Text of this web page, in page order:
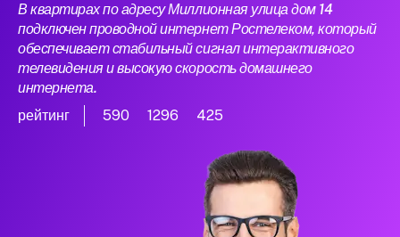
В квартирах по адресу Миллионная улица дом 14
подключен проводной интернет Ростелеком, который
обеспечивает стабильный сигнал интерактивного
телевидения и высокую скорость домашнего
интернета.
рейтинг
590 1296 425